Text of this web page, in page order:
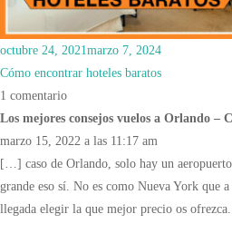
octubre 24, 2021marzo 7, 2024
Cómo encontrar hoteles baratos
1 comentario
Los mejores consejos vuelos a Orlando –
marzo 15, 2022 a las 11:17 am
[…] caso de Orlando, solo hay un
grande eso sí. No es como Nueva York que
llegada elegir la que mejor precio os